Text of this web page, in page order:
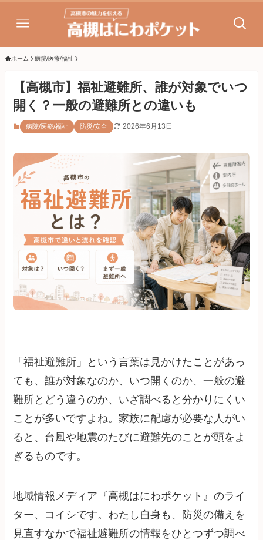
ホーム 病院/医療/福祉
【高槻市】福祉避難所、誰が対象でいつ
開く？一般の避難所との違いも
病院/医療/福祉 防災/安全 2026年6月13日
「福祉避難所」という言葉は見かけたことがあっ
ても、誰が対象なのか、いつ開くのか、一般の避
難所とどう違うのか、いざ調べると分かりにくい
ことが多いですよね。家族に配慮が必要な人がい
ると、台風や地震のたびに避難先のことが頭をよ
ぎるものです。
地域情報メディア『高槻はにわポケット』のライ
ター、コイシです。わたし自身も、防災の備えを
見直すなかで福祉避難所の情報をひとつずつ調べ